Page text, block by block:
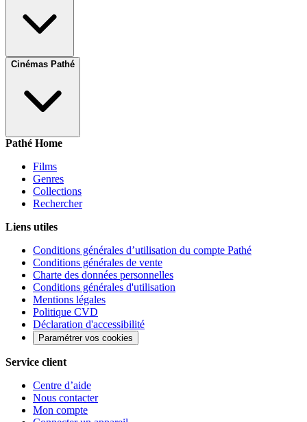
Cinémas Pathé
Pathé Home
Films
Genres
Collections
Rechercher
Liens utiles
Conditions générales d’utilisation du compte Pathé
Conditions générales de vente
Charte des données personnelles
Conditions générales d'utilisation
Mentions légales
Politique CVD
Déclaration d'accessibilité
Paramétrer vos cookies
Service client
Centre d’aide
Nous contacter
Mon compte